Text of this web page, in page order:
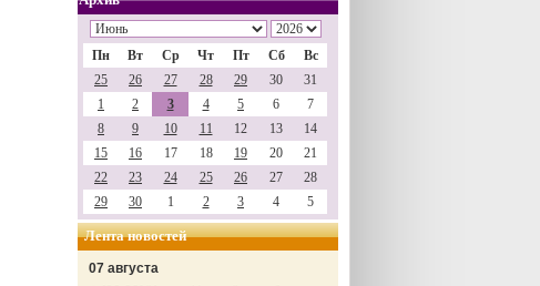
Пн Вт Ср Чт Пт Сб
Вс
25
26 27 28 29 30
31
1
2 3 4 5 6
7
8
9 10 11 12 13
14
15
16 17 18 19 20
21
22
23 24 25 26 27
28
29
30 1 2 3 4 5
Лента новостей
07 августа